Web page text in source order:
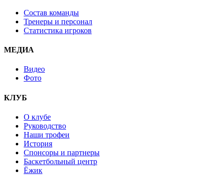
Состав команды
Тренеры и персонал
Статистика игроков
МЕДИА
Видео
Фото
КЛУБ
О клубе
Руководство
Наши трофеи
История
Спонсоры и партнеры
Баскетбольный центр
Ёжик